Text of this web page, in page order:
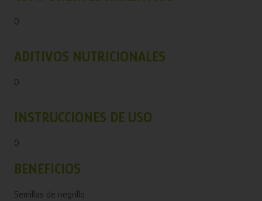
0
ADITIVOS NUTRICIONALES
0
INSTRUCCIONES DE USO
0
BENEFICIOS
Semillas de negrillo